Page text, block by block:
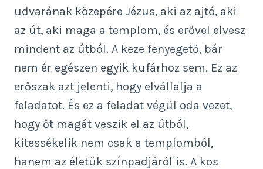
udvarának közepére Jézus, aki az ajtó, aki
az út, aki maga a templom, és erővel elvesz
mindent az útból. A keze fenyegető, bár
nem ér egészen egyik kufárhoz sem. Ez az
erőszak azt jelenti, hogy elvállalja a
feladatot. És ez a feladat végül oda vezet,
hogy őt magát veszik el az útból,
kitessékelik nem csak a templomból,
hanem az életük színpadjáról is. A kos